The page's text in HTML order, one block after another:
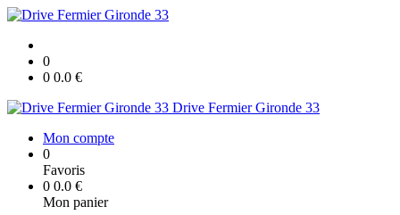
0
0 0.0 €
Drive Fermier Gironde 33
Mon compte
0
Favoris
0 0.0 €
Mon panier